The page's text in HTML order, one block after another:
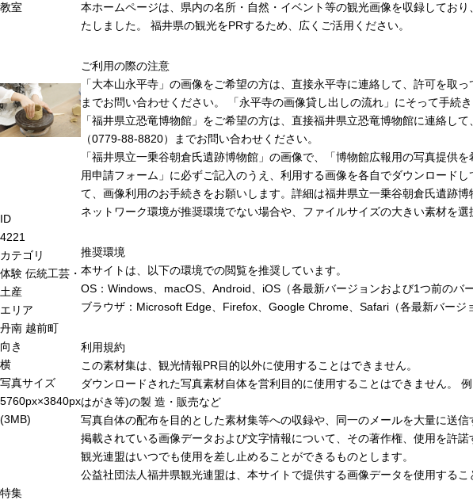
教室
ID
4221
カテゴリ
体験 伝統工芸・
土産
エリア
丹南 越前町
向き
横
写真サイズ
5760px×3840px
(3MB)
本ホームページは、県内の名所・自然・イベント等の観光画像を収録してお
たしました。 福井県の観光をPRするため、広くご活用ください。
ご利用の際の注意
「大本山永平寺」の画像をご希望の方は、直接永平寺に連絡して、許可を
までお問い合わせください。 「永平寺の画像貸し出しの流れ」にそって手続き
「福井県立恐竜博物館」をご希望の方は、直接福井県立恐竜博物館に連絡し
（0779-88-8820）までお問い合わせください。
「福井県立一乗谷朝倉氏遺跡博物館」の画像で、「博物館広報用の写真提供
用申請フォーム」に必ずご記入のうえ、利用する画像を各自でダウンロード
て、画像利用のお手続きをお願いします。詳細は福井県立一乗谷朝倉氏遺跡博
ネットワーク環境が推奨環境でない場合や、ファイルサイズの大きい素材を
推奨環境
本サイトは、以下の環境での閲覧を推奨しています。
OS：Windows、macOS、Android、iOS（各最新バージョンおよび1つ前のバー
ブラウザ：Microsoft Edge、Firefox、Google Chrome、Safari（各最新バージ
利用規約
この素材集は、観光情報PR目的以外に使用することはできません。
ダウンロードされた写真素材自体を営利目的に使用することはできません。
はがき等)の製 造・販売など
写真自体の配布を目的とした素材集等への収録や、同一のメールを大量に送
掲載されている画像データおよび文字情報について、その著作権、使用を許
観光連盟はいつでも使用を差し止めることができるものとします。
公益社団法人福井県観光連盟は、本サイトで提供する画像データを使用する
特集